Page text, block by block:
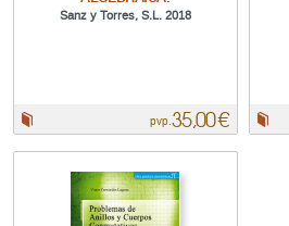
Sanz y Torres, S.L. 2018
pvp.35,00 €